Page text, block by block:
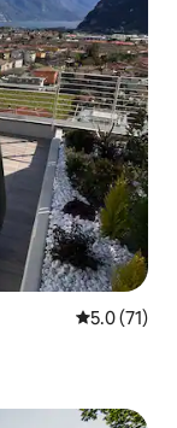
คะแนนเฉลี่ย
5.0 (71)